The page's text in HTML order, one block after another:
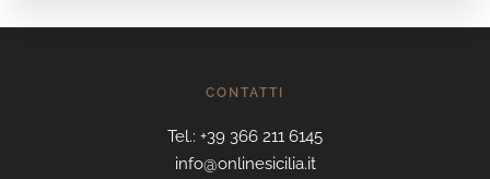
CONTATTI
Tel.: +39 366 211 6145
info@onlinesicilia.it